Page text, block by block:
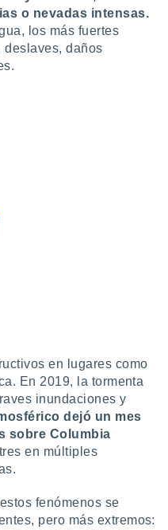
o nevadas intensas.
los más fuertes
deslaves, daños
en lugares como
En 2019, la tormenta
inundaciones y
dejó un mes
sobre Columbia
en múltiples
fenómenos se
pero más extremos: